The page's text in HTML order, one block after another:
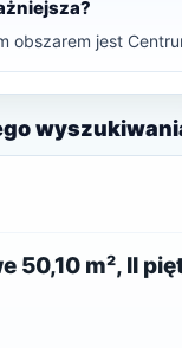
obszarem jest
50,10 m², II